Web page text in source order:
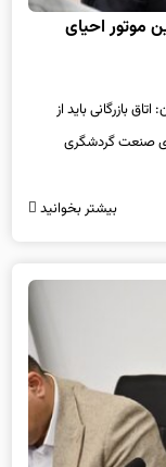
موتور احیای
بازرگانی باید از
صنعت گردشگری
بیشتر بخوانید